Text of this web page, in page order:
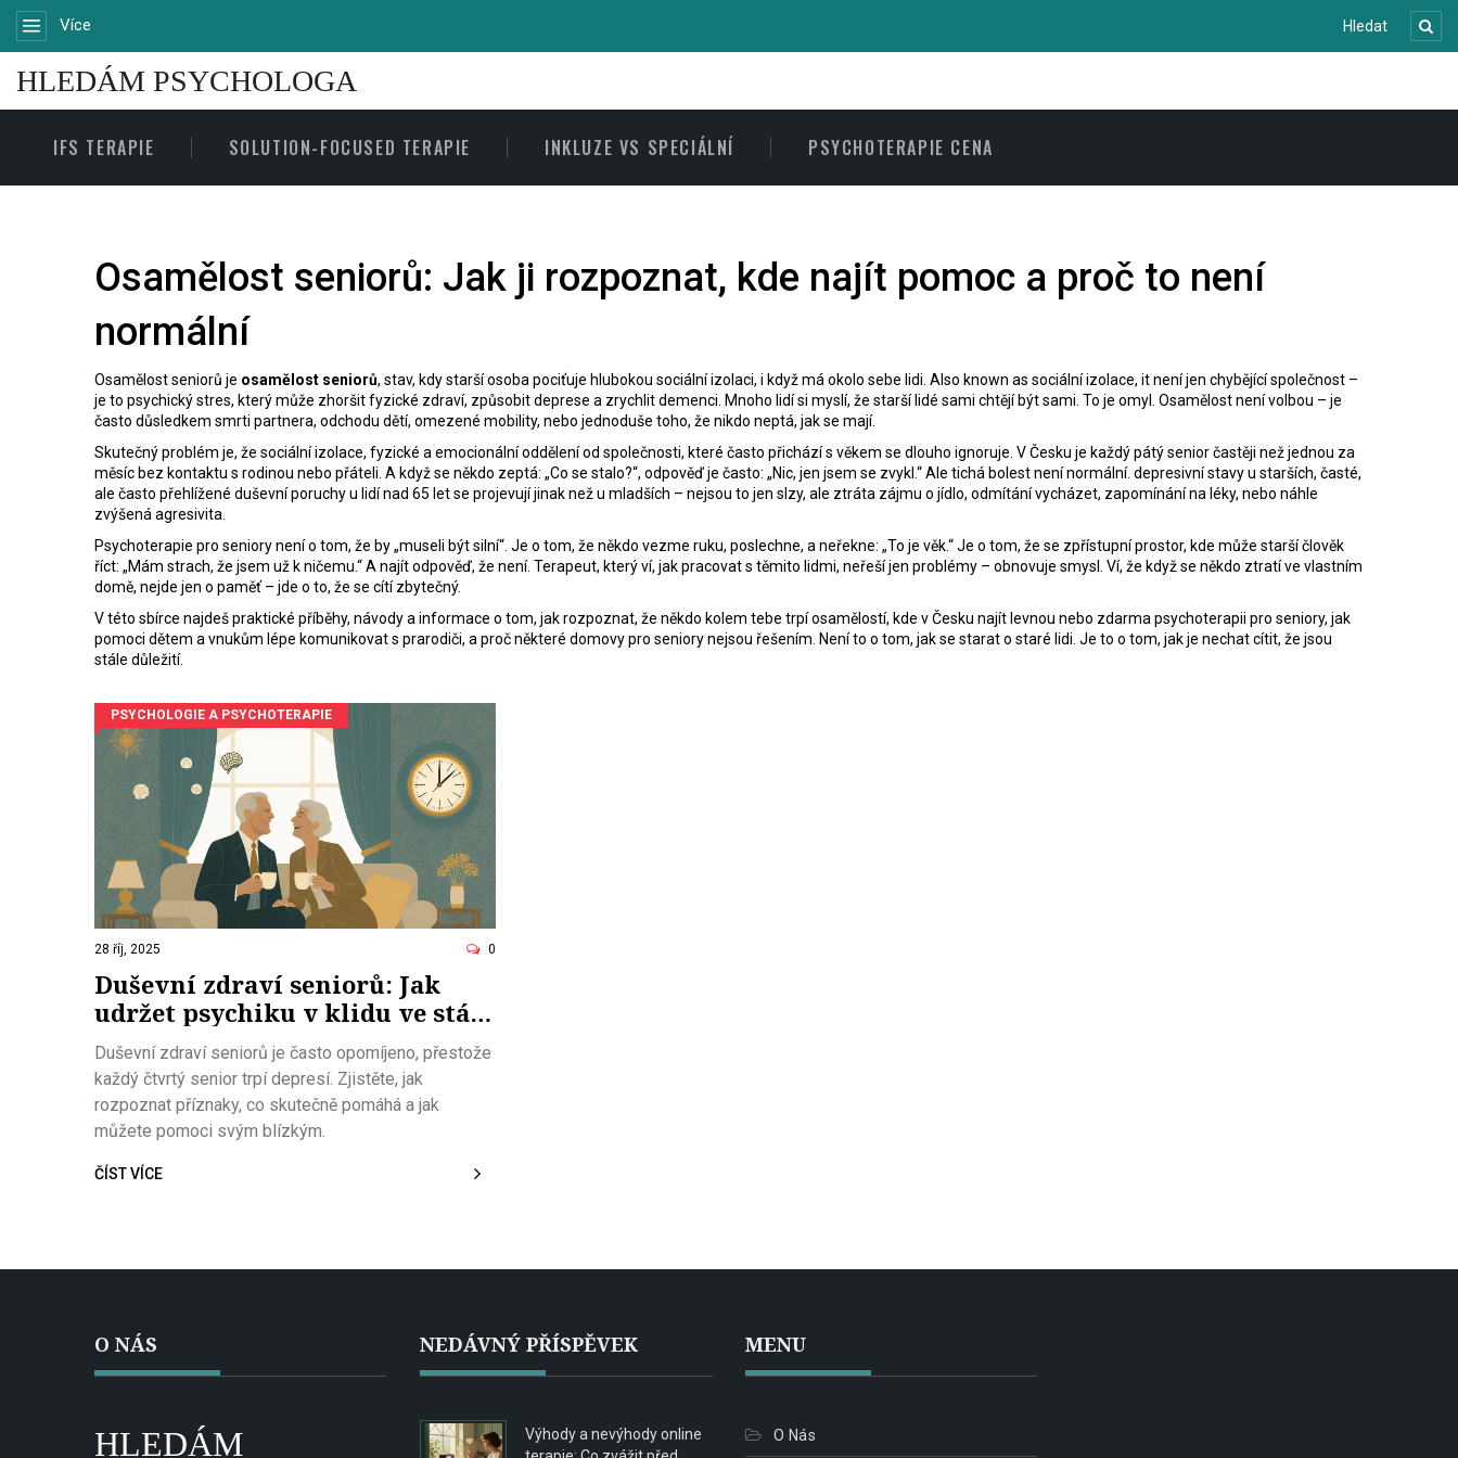
Více
HLEDÁM PSYCHOLOGA
IFS TERAPIE SOLUTION-FOCUSED TERAPIE INKLUZE VS SPECIÁLNÍ PSYCHOTERAPIE CENA
Osamělost seniorů: Jak ji rozpoznat, kde najít pomoc a proč to není
normální
Osamělost seniorů je osamělost seniorů, stav, kdy starší osoba pociťuje hlubokou sociální izolaci, i když má okolo sebe lidi . Also known as sociální izolace, it není jen chybějící společnost –
je to psychický stres, který může zhoršit fyzické zdraví, způsobit deprese a zrychlit demenci. Mnoho lidí si myslí, že starší lidé sami chtějí být sami. To je omyl. Osamělost není volbou – je
často důsledkem smrti partnera, odchodu dětí, omezené mobility, nebo jednoduše toho, že nikdo neptá, jak se mají.
Skutečný problém je, že sociální izolace, fyzické a emocionální oddělení od společnosti, které často přichází s věkem se dlouho ignoruje. V Česku je každý pátý senior častěji než jednou za
měsíc bez kontaktu s rodinou nebo přáteli. A když se někdo zeptá: „Co se stalo?“, odpověď je často: „Nic, jen jsem se zvykl.“ Ale tichá bolest není normální. depresivní stavy u starších, časté,
ale často přehlížené duševní poruchy u lidí nad 65 letse projevují jinak než u mladších – nejsou to jen slzy, ale ztráta zájmu o jídlo, odmítání vycházet, zapomínání na léky, nebo náhle
zvýšená agresivita.
Psychoterapie pro seniory není o tom, že by „museli být silní“. Je o tom, že někdo vezme ruku, poslechne, a neřekne: „To je věk.“ Je o tom, že se zpřístupní prostor, kde může starší člověk
říct: „Mám strach, že jsem už k ničemu.“ A najít odpověď, že není. Terapeut, který ví, jak pracovat s těmito lidmi, neřeší jen problémy – obnovuje smysl. Ví, že když se někdo ztratí ve vlastním
domě, nejde jen o paměť – jde o to, že se cítí zbytečný.
V této sbírce najdeš praktické příběhy, návody a informace o tom, jak rozpoznat, že někdo kolem tebe trpí osamělostí, kde v Česku najít levnou nebo zdarma psychoterapii pro seniory, jak
pomoci dětem a vnukům lépe komunikovat s prarodiči, a proč některé domovy pro seniory nejsou řešením. Není to o tom, jak se starat o staré lidi. Je to o tom, jak je nechat cítit, že jsou
stále důležití.
PSYCHOLOGIE A PSYCHOTERAPIE
28 říj, 2025 0
Duševní zdraví seniorů: Jak
udržet psychiku v klidu ve stáří
a předcházet depresím a
demenci
Duševní zdraví seniorů je často opomíjeno, přestože
každý čtvrtý senior trpí depresí. Zjistěte, jak
rozpoznat příznaky, co skutečně pomáhá a jak
můžete pomoci svým blízkým.
ČÍST VÍCE
O NÁS
HLEDÁM
NEDÁVNÝ PŘÍSPĚVEK
Výhody a nevýhody online
MENU
O Nás